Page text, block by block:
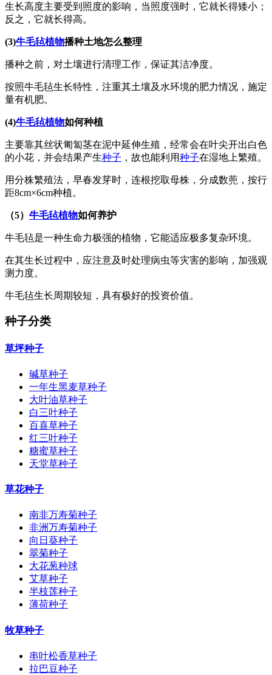
生长高度主要受到照度的影响，当照度强时，它就长得矮小；
反之，它就长得高。
(3)牛毛毡植物播种土地怎么整理
播种之前，对土壤进行清理工作，保证其洁净度。
按照牛毛毡生长特性，注重其土壤及水环境的肥力情况，施定
量有机肥。
(4)牛毛毡植物如何种植
主要靠其丝状匍匐茎在泥中延伸生殖，经常会在叶尖开出白色
的小花，并会结果产生种子 ，故也能利用种子在湿地上繁殖。
用分株繁殖法，早春发芽时，连根挖取母株，分成数蔸，按行
距8cm×6cm种植。
（5） 牛毛毡植物如何养护
牛毛毡是一种生命力极强的植物，它能适应极多复杂环境。
在其生长过程中，应注意及时处理病虫等灾害的影响，加强观
测力度。
牛毛毡生长周期较短，具有极好的投资价值。
种子分类
草坪种子
碱草种子
一年生黑麦草种子
大叶油草种子
白三叶种子
百喜草种子
红三叶种子
糖蜜草种子
天堂草种子
草花种子
南非万寿菊种子
非洲万寿菊种子
向日葵种子
翠菊种子
大花葱种球
艾草种子
半枝莲种子
薄荷种子
牧草种子
串叶松香草种子
拉巴豆种子